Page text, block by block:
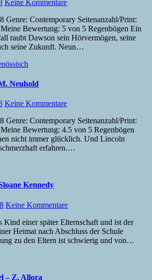
Keine Kommentare
Bewertung: 5 von 5 Regenbögen Ein
raubt Dawson sein Hörvermögen, seine
seine Zukunft. Neun…
Neuhold
Keine Kommentare
Bewertung: 4.5 von 5 Regenbögen
nicht immer glücklich. Und Lincoln
erfahren.…
Kennedy
Keine Kommentare
Heimat nach Abschluss der Schule
zu den Eltern ist schwierig und von…
– Z. Allora